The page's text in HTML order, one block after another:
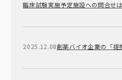
臨床試験実施予定施設への問合せ
2025.12.08創薬バイオ企業の「提